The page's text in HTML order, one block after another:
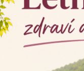
Přirozená strava,
vyvážené
minerálů,
následujících